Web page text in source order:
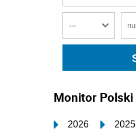
Monitor Polski
2026 2025